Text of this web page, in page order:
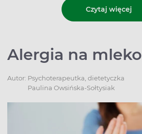
Czytaj więcej
Alergia na mleko
Autor: Psychoterapeutka, dietetyczka
Paulina Owsińska-Sołtysiak